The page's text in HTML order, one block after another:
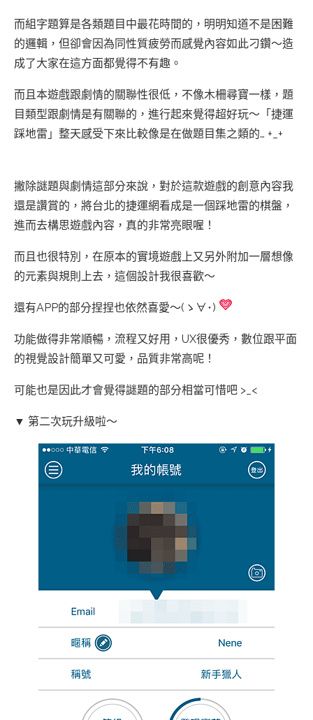
而組字題算是各類題目中最花時間的，明明知道不是困難
的邏輯，但卻會因為同性質疲勞而感覺內容如此刁鑽～造
成了大家在這方面都覺得不有趣。
而且本遊戲跟劇情的關聯性很低，不像木柵尋寶一樣，題
目類型跟劇情是有關聯的，進行起來覺得超好玩～「捷運
踩地雷」整天感受下來比較像是在做題目集之類的… +_+
撇除謎題與劇情這部分來說，對於這款遊戲的創意內容我
還是讚賞的，將台北的捷運網看成是一個踩地雷的棋盤，
進而去構思遊戲內容，真的非常亮眼喔！
而且也很特別，在原本的實境遊戲上又另外附加一層想像
的元素與規則上去，這個設計我很喜歡～
還有APP的部分捏捏也依然喜愛～(ゝ∀･)
功能做得非常順暢，流程又好用，UX很優秀，數位跟平面
的視覺設計簡單又可愛，品質非常高呢！
可能也是因此才會覺得謎題的部分相當可惜吧 >_<
▼ 第二次玩升級啦～